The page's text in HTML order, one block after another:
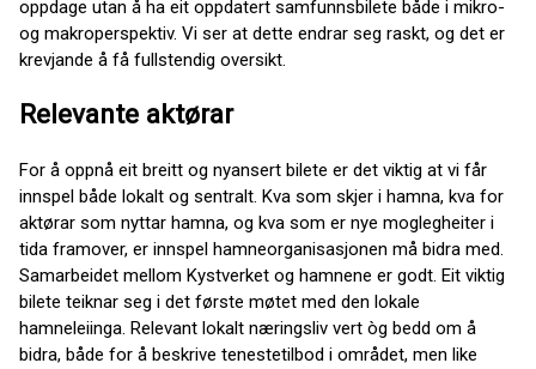
oppdage utan å ha eit oppdatert samfunnsbilete både i mikro-
og makroperspektiv. Vi ser at dette endrar seg raskt, og det er
krevjande å få fullstendig oversikt.
Relevante aktørar
For å oppnå eit breitt og nyansert bilete er det viktig at vi får
innspel både lokalt og sentralt. Kva som skjer i hamna, kva for
aktørar som nyttar hamna, og kva som er nye moglegheiter i
tida framover, er innspel hamneorganisasjonen må bidra med.
Samarbeidet mellom Kystverket og hamnene er godt. Eit viktig
bilete teiknar seg i det første møtet med den lokale
hamneleiinga. Relevant lokalt næringsliv vert òg bedd om å
bidra, både for å beskrive tenestetilbod i området, men like